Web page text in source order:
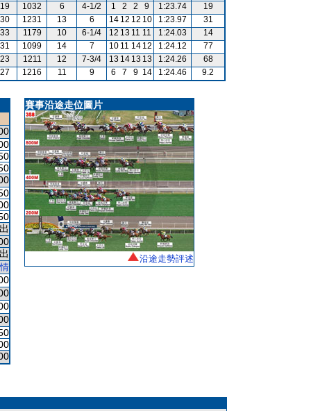
1032 6 4-1/2 1 2 2 9 1:23.74
19
1231 13 6 14 12 12 10 1:23.97
31
1179 10 6-1/4 12 13 11 11 1:24.03
14
1099 14 7 10 11 14 12 1:24.12
77
1211 12 7-3/4 13 14 13 13 1:24.26
68
1216 11 9 6 7 9 14 1:24.46 9.2
賽事沿途走位圖片
沿途走勢評述